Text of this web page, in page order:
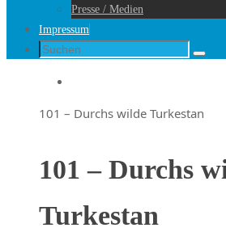
Presse / Medien
Impressum
Suche
Startseite
101 – Durchs wilde Turkestan
101 – Durchs
Turkestan